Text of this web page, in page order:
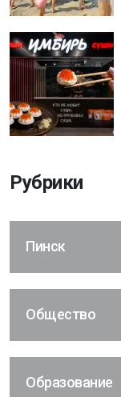
Рубрики
Пинск
Общество
Образование